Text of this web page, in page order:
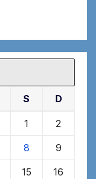
S D
1 2
8 9
15 16